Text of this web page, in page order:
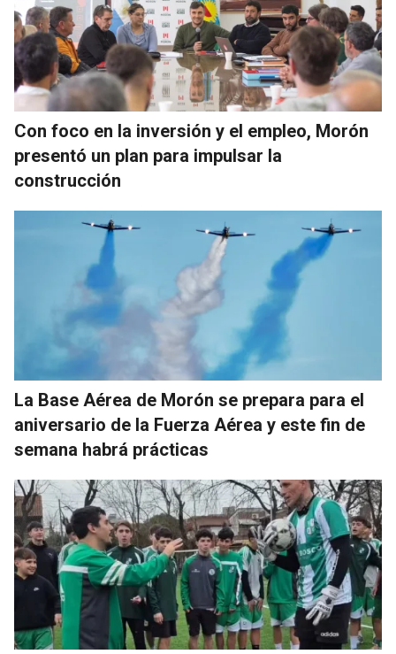
Con foco en la inversión y el empleo, Morón
presentó un plan para impulsar la
construcción
La Base Aérea de Morón se prepara para el
aniversario de la Fuerza Aérea y este fin de
semana habrá prácticas